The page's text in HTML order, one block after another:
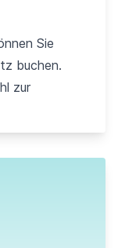
Sie
buchen.
zur